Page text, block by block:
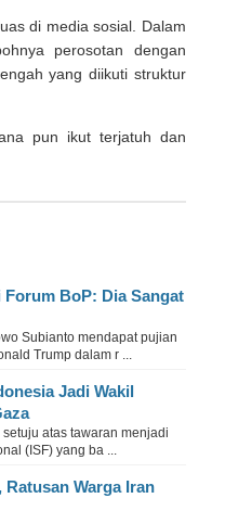
di media sosial. Dalam
perosotan dengan
yang diikuti struktur
pun ikut terjatuh dan
BoP: Dia Sangat
Subianto mendapat pujian
Trump dalam r ...
Jadi Wakil
atas tawaran menjadi
(ISF) yang ba ...
Warga Iran